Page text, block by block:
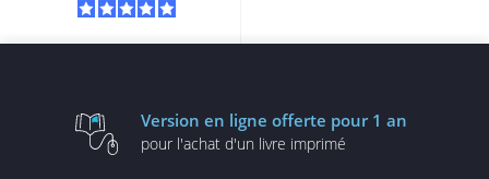
Version en ligne offerte pour 1 an
pour l'achat d'un livre imprimé